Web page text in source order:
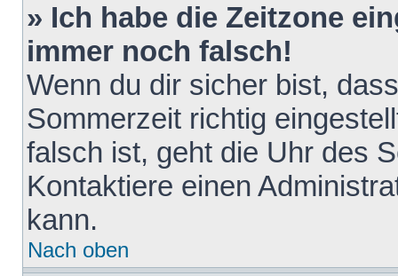
» Ich habe die Zeitzone
immer noch falsch!
Wenn du dir sicher bist,
Sommerzeit richtig
falsch ist, geht die Uhr des
Kontaktiere einen
kann.
Nach oben